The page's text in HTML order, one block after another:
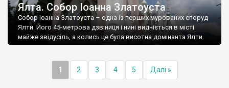
Ялта. Собор Іоанна Златоуста
Собор Іоанна Златоуста – одна із перших мурованих споруд
Ялти. Його 45-метрова дзвіниця і нині видніється в місті
майже звідусіль, а колись це була висотна домінанта Ялти.
1 2 3 4 5 Далі »